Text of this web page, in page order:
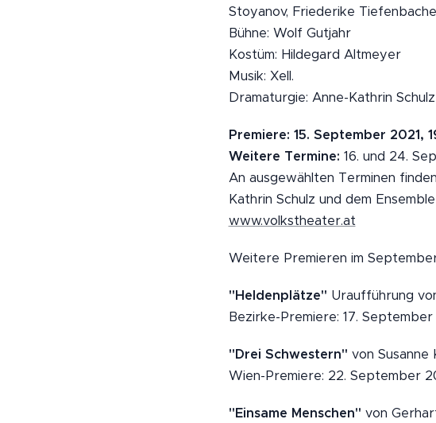
Stoyanov, Friederike
Bühne: Wolf Gutjahr
Kostüm: Hildegard Altmeyer
Musik: Xell.
Dramaturgie: Anne-Kathrin Schulz
Premiere: 15. September 2021,
Weitere Termine: 16. und 24.
An ausgewählten Terminen
Kathrin Schulz und dem
www.volkstheater.at
Weitere Premieren im
"Heldenplätze" Uraufführung
Bezirke-Premiere: 17.
"Drei Schwestern" von Susanne
Wien-Premiere: 22. September
"Einsame Menschen" von